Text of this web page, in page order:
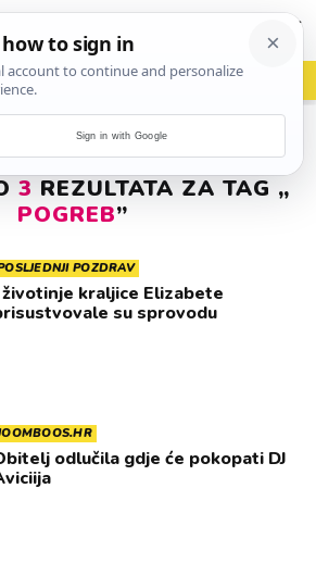
vrh! woot?!
3 REZULTATA ZA TAG „
POGREB”
POZDRAV
životinje kraljice Elizabete
su sprovodu
odlučila gdje će pokopati DJ
Sign in with Google